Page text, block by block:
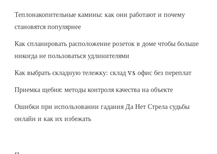
Теплонакопительные камины: как они работают и почему
становятся популярнее
Как спланировать расположение розеток в доме чтобы больше
никогда не пользоваться удлинителями
Как выбрать складную тележку: склад vs офис без переплат
Приемка щебня: методы контроля качества на объекте
Ошибки при использовании гадания Да Нет Стрела судьбы
онлайн и как их избежать